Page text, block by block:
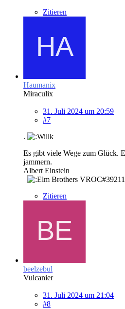
Zitieren
Haumanix
Miraculix
31. Juli 2024 um 20:59
#7
.
Es gibt viele Wege zum Glück.
jammern.
Albert Einstein
VROC#39211
Zitieren
beelzebul
Vulcanier
31. Juli 2024 um 21:04
#8